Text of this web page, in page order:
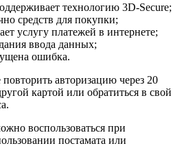
технологию 3D-Secure;
средств для покупки;
услугу платежей в интернете;
ввода данных;
ошибка.
авторизацию через 20
картой или обратиться в свой
воспользоваться при
постамата или